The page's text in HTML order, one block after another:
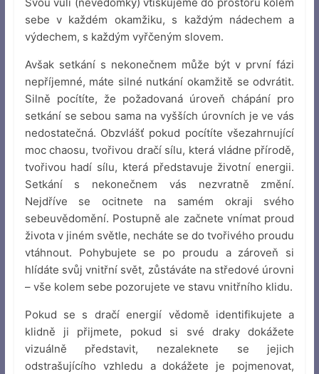
sebe v každém okamžiku, s každým nádechem a
výdechem, s každým vyřčeným slovem.
Avšak setkání s nekonečnem může být v první fázi
nepříjemné, máte silné nutkání okamžitě se odvrátit.
Silně pocítíte, že požadovaná úroveň chápání pro
setkání se sebou sama na vyšších úrovních je ve vás
nedostatečná. Obzvlášť pokud pocítíte všezahrnující
moc chaosu, tvořivou dračí sílu, která vládne přírodě,
tvořivou hadí sílu, která představuje životní energii.
Setkání s nekonečnem vás nezvratně změní.
Nejdříve se ocitnete na samém okraji svého
sebeuvědomění. Postupně ale začnete vnímat proud
života v jiném světle, necháte se do tvořivého proudu
vtáhnout. Pohybujete se po proudu a zároveň si
hlídáte svůj vnitřní svět, zůstáváte na středové úrovni
– vše kolem sebe pozorujete ve stavu vnitřního klidu.
Pokud se s dračí energií vědomě identifikujete a
klidně ji přijmete, pokud si své draky dokážete
vizuálně představit, nezaleknete se jejich
odstrašujícího vzhledu a dokážete je pojmenovat,